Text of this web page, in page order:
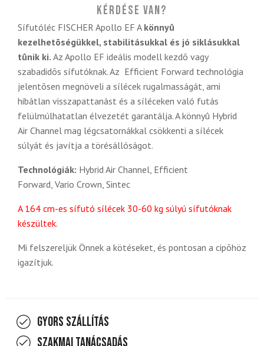
Kérdése van?
Sífutóléc FISCHER Apollo EF A könnyû
kezelhetõségükkel, stabilitásukkal és jó siklásukkal
tûnik ki. Az Apollo EF ideális modell kezdõ vagy
szabadidõs sífutóknak. Az Efficient Forward technológia
jelentõsen megnöveli a sílécek rugalmasságát, ami
hibátlan visszapattanást és a síléceken való futás
felülmúlhatatlan élvezetét garantálja. A könnyû Hybrid
Air Channel mag légcsatornákkal csökkenti a sílécek
súlyát és javítja a törésállóságot.
Technológiák: Hybrid Air Channel, Efficient
Forward, Vario Crown, Sintec
A 164 cm-es sífutó sílécek 30-60 kg súlyú sífutóknak
készültek.
Mi felszereljük Önnek a kötéseket, és pontosan a cipõhöz
igazítjuk.
Gyors szállítás
Szakmai tanácsadás